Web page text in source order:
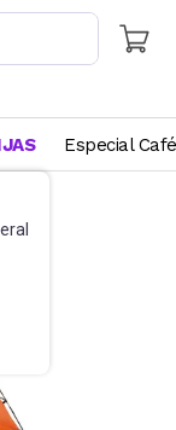
Especial Café